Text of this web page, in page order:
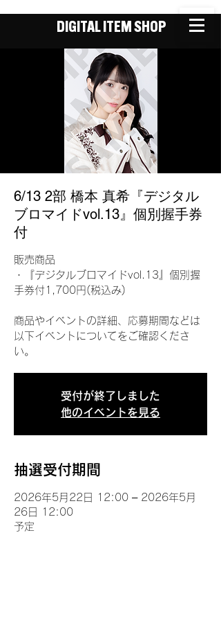
DIGITAL ITEM SHOP
6/13 2部 橋本 真希『デジタル
ブロマイドvol.13』個別握手券
付
販売商品
・『デジタルブロマイドvol.13』個別握
手券付1,700円(税込み)
商品やイベントの詳細、応募期間などは
以下イベントについてをご確認くださ
い。
受付が終了しました
他のイベントを見る
抽選受付期間
2026年5月22日 12:00 – 2026年5月
26日 12:00
予定